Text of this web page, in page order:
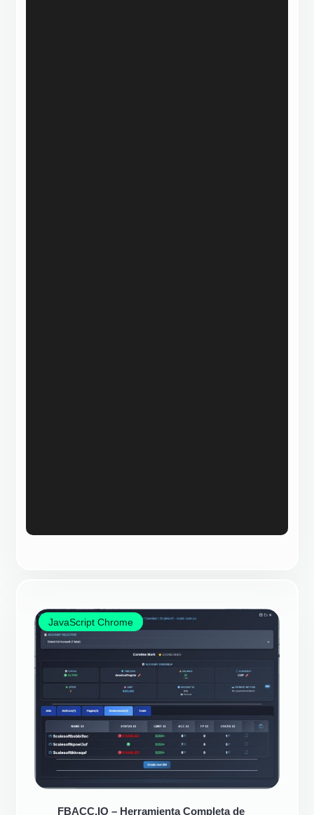
JavaScript Chrome
FBACC.IO – Herramienta Completa de